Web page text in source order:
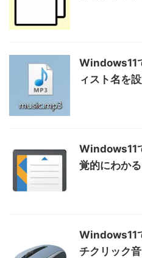
Windows11
ィスト名を
Windows11
覚的にわか
Windows11
チクリック